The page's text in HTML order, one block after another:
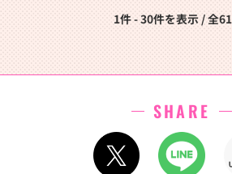
1件 - 30件を表示 / 全
SHARE